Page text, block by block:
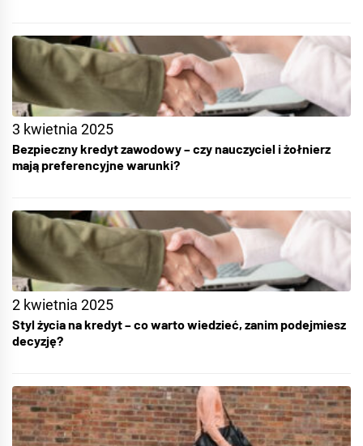
3 kwietnia 2025
Bezpieczny kredyt zawodowy – czy nauczyciel i żołnierz
mają preferencyjne warunki?
2 kwietnia 2025
Styl życia na kredyt – co warto wiedzieć, zanim podejmiesz
decyzję?